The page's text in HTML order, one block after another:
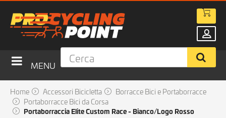
MENU
Home Accessori Bicicletta
Borracce Bici e Portaborracce
Portaborracce Bici da Corsa
Portaborraccia Elite Custom Race - Bianco/Logo Rosso